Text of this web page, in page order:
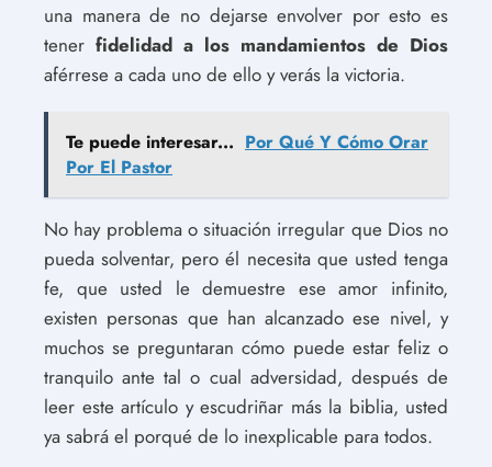
una manera de no dejarse envolver por esto es
tener fidelidad a los mandamientos de Dios
aférrese a cada uno de ello y verás la victoria.
Te puede interesar... Por Qué Y Cómo Orar
Por El Pastor
No hay problema o situación irregular que Dios no
pueda solventar, pero él necesita que usted tenga
fe, que usted le demuestre ese amor infinito,
existen personas que han alcanzado ese nivel, y
muchos se preguntaran cómo puede estar feliz o
tranquilo ante tal o cual adversidad, después de
leer este artículo y escudriñar más la biblia, usted
ya sabrá el porqué de lo inexplicable para todos.